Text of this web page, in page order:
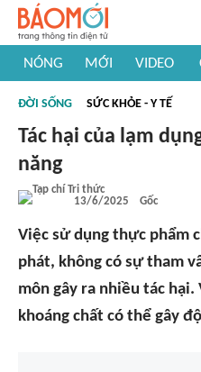
NÓNG MỚI VIDEO
#Khám phá thế giới
ĐỜI SỐNG SỨC KHỎE - Y TẾ
Tác hại của lạm
năng
13/6/2025 Gốc
Việc sử dụng thực phẩm
phát, không có sự tham
môn gây ra nhiều tác
khoáng chất có thể gây